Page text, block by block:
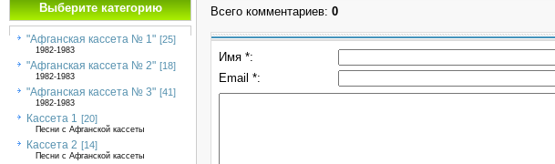
Выберите категорию
"Афганская кассета № 1" [25]
1982-1983
"Афганская кассета № 2" [18]
1982-1983
"Афганская кассета № 3" [41]
1982-1983
Кассета 1 [20]
Песни с Афганской кассеты
Кассета 2 [14]
Песни с Афганской кассеты
Всего комментариев: 0
Имя *:
Email *: